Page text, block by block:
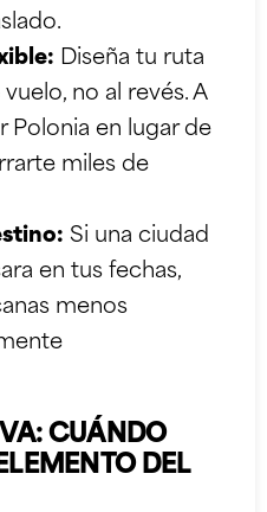
Diseña tu ruta
no al revés. A
Polonia en lugar de
miles de
Si una ciudad
en tus fechas,
menos
CUÁNDO
DEL